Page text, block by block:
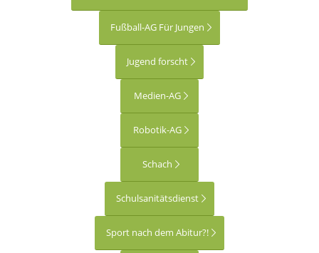
Fußball-AG Für Jungen
Jugend forscht
Medien-AG
Robotik-AG
Schach
Schulsanitätsdienst
Sport nach dem Abitur?!